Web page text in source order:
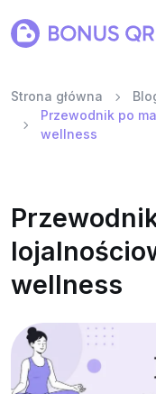
Strona główna
Przewodnik po
wellness
wellness